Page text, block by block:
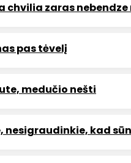
chvilia zaras nebendze
pas tėvelį
medučio nešti
nesigraudinkie, kad